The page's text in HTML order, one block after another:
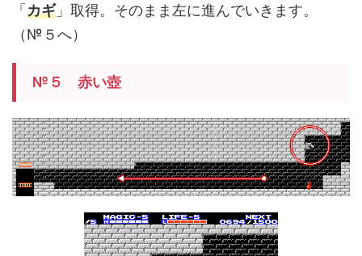
「カギ」取得。そのまま左に進んでいきます。
（№５へ）
№５ 赤い壺